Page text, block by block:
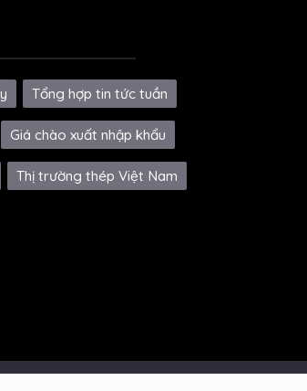
Tổng hợp tin tức tuần
Giá chào xuất nhập khẩu
Thị trường thép Việt Nam